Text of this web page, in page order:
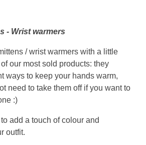
- Wrist warmers
/ wrist warmers with a little
of our most sold products: they
ways to keep your hands warm,
need to take them off if you want to
:)
add a touch of colour and
outfit.